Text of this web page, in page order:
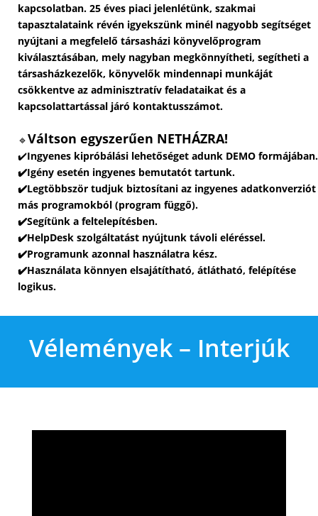
kapcsolatban. 25 éves piaci jelenlétünk, szakmai
tapasztalataink révén igyekszünk minél nagyobb segítséget
nyújtani a megfelelő társasházi könyvelőprogram
kiválasztásában, mely nagyban megkönnyítheti, segítheti a
társasházkezelők, könyvelők mindennapi munkáját
csökkentve az adminisztratív feladataikat és a
kapcsolattartással járó kontaktusszámot.
🔹Váltson egyszerűen NETHÁZRA!
✔️Ingyenes kipróbálási lehetőséget adunk DEMO formájában.
✔️Igény esetén ingyenes bemutatót tartunk.
✔️Legtöbbször tudjuk biztosítani az ingyenes adatkonverziót
más programokból (program függő).
✔️Segítünk a feltelepítésben.
✔️HelpDesk szolgáltatást nyújtunk távoli eléréssel.
✔️Programunk azonnal használatra kész.
✔️Használata könnyen elsajátítható, átlátható, felépítése
logikus.
Vélemények – Interjúk